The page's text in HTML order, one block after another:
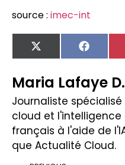
source : imec-int
X
(Twitter)
Maria Lafaye D.
Journaliste
cloud et
français à l'aide de
que Actualité Cloud.